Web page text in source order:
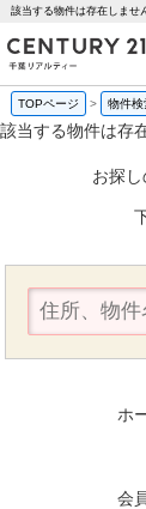
該当する物件は存在しませ
TOPページ > 物件検
該当する物件は存
お探し
ホ
会